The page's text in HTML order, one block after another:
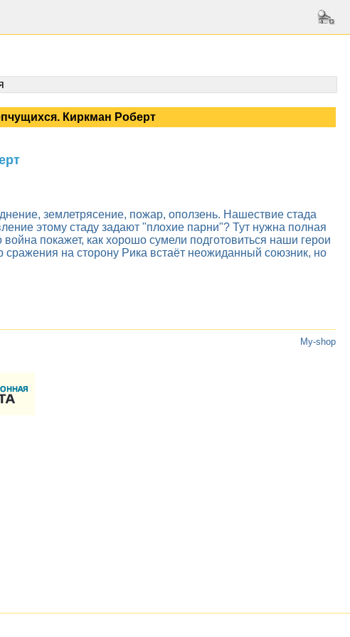
Киркман Роберт
землетрясение, пожар, оползень. Нашествие стада
этому стаду задают "плохие парни"? Тут нужна полная
покажет, как хорошо сумели подготовиться наши герои
сражения на сторону Рика встаёт неожиданный союзник, но
My-shop